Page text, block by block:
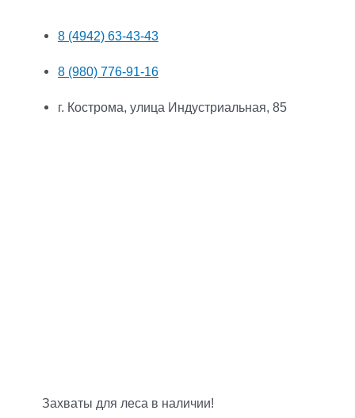
8 (4942) 63-43-43
8 (980) 776-91-16
г. Кострома, улица Индустриальная, 85
Захваты для леса в наличии!